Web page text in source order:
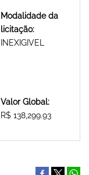
Modalidade da
licitação:
INEXIGIVEL
Valor Global:
R$ 138,299.93